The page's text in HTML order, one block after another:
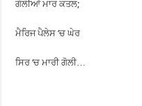
ਗੋਲੀਆਂ ਮਾਰ ਕਤਲ;
ਮੈਰਿਜ ਪੈਲੇਸ ‘ਚ ਘੇਰ
ਸਿਰ ‘ਚ ਮਾਰੀ ਗੋਲੀ…